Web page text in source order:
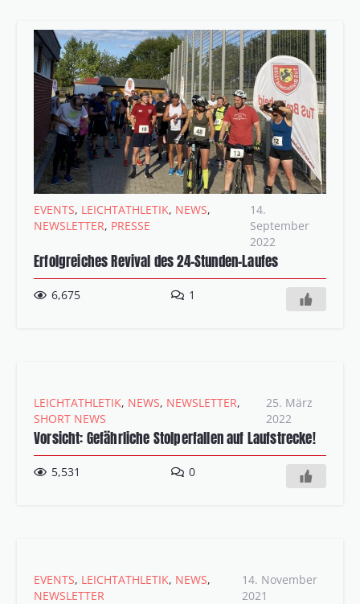
EVENTS, LEICHTATHLETIK, NEWS,
NEWSLETTER, PRESSE
14.
September
2022
Erfolgreiches Revival des 24-Stunden-Laufes
6,675 1
LEICHTATHLETIK, NEWS, NEWSLETTER,
SHORT NEWS
25. März
2022
Vorsicht: Gefährliche Stolperfallen auf Laufstrecke!
5,531 0
EVENTS, LEICHTATHLETIK, NEWS,
NEWSLETTER
14. November
2021